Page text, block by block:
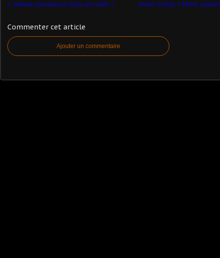
16ème journée:Les buts en vidéo ! Avant match, 17ème
Commenter cet article
Ajouter un commentaire